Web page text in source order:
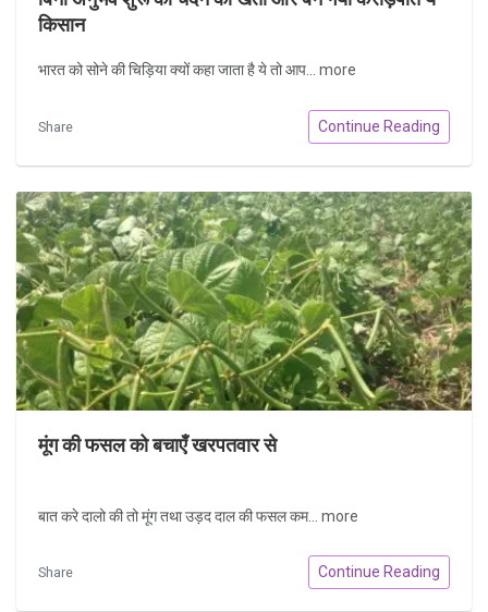
किसान
भारत को सोने की चिड़िया क्यों कहा जाता है ये तो आप... more
Share Continue Reading
मूंग की फसल को बचाएँ खरपतवार से
बात करे दालो की तो मूंग तथा उड़द दाल की फसल कम... more
Share Continue Reading